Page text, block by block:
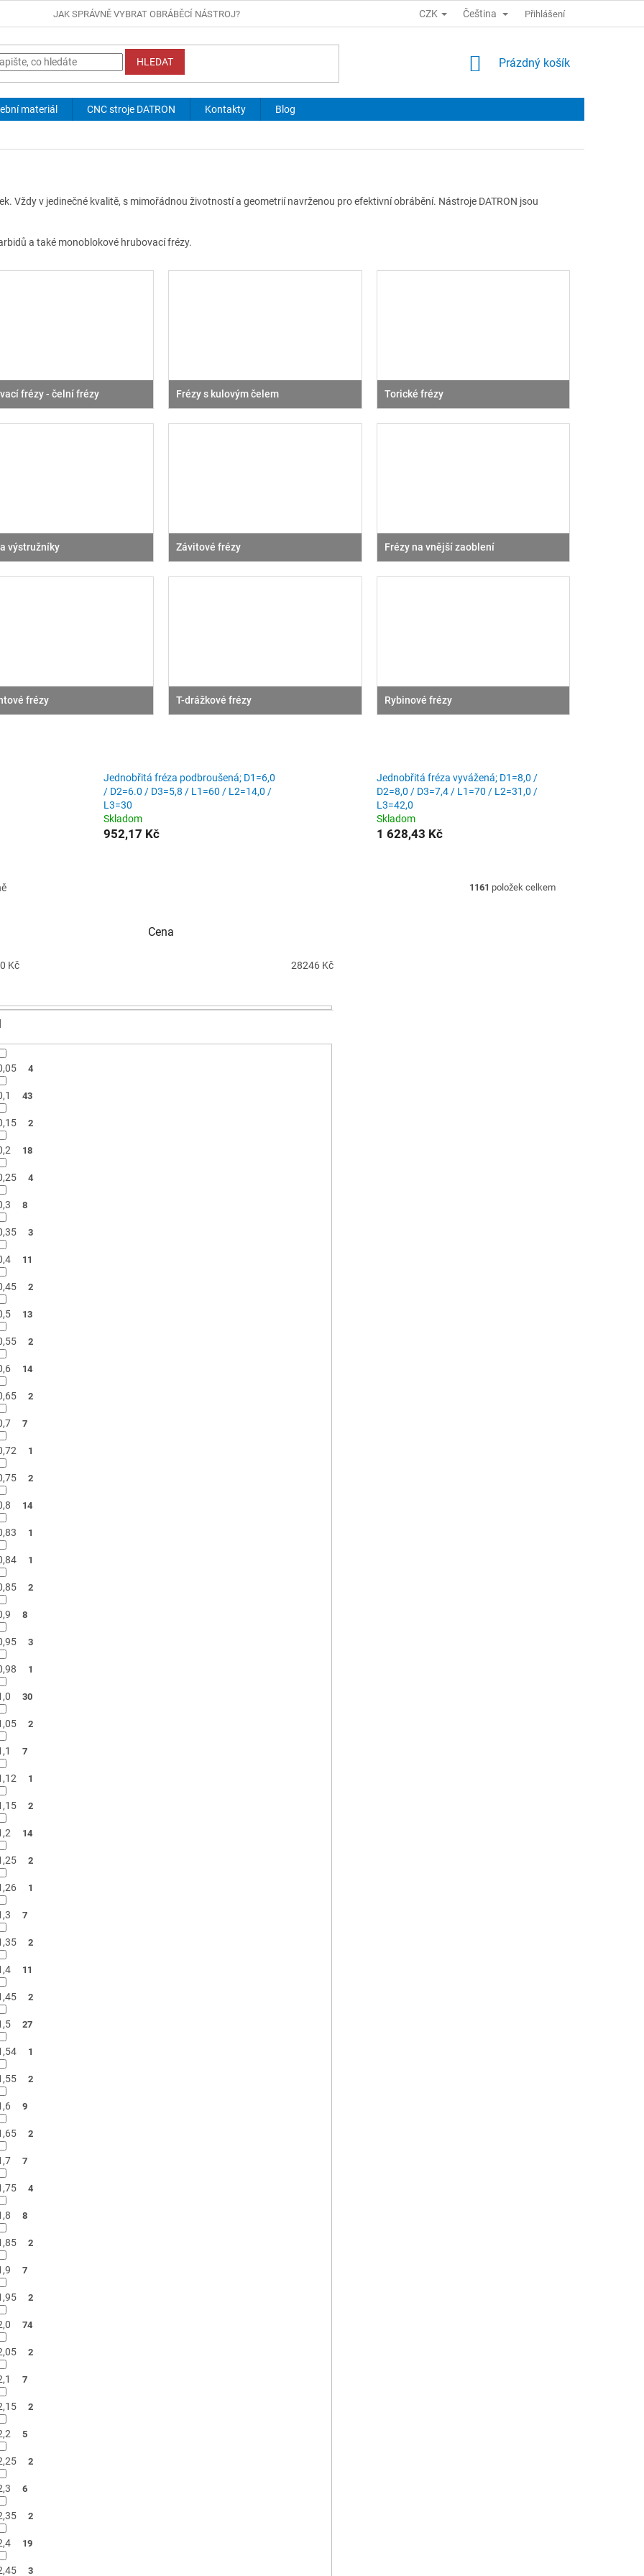
JAK SPRÁVNĚ VYBRAT OBRÁBĚCÍ NÁSTROJ? CZK Čeština Přihlášení
HLEDAT
NÁKUPNÍ
Prázdný košík
materiál CNC stroje DATRON Kontakty Blog
Vždy v jedinečné kvalitě, s mimořádnou životností a geometrií navrženou pro efektivní obrábění. Nástroje DATRON jsou
a také monoblokové hrubovací frézy.
frézy - čelní frézy Frézy s kulovým čelem Torické frézy
výstružníky Závitové frézy Frézy na vnější zaoblení
frézy T-drážkové frézy Rybinové frézy
Jednobřitá fréza podbroušená; D1=6,0
/ D2=6.0 / D3=5,8 / L1=60 / L2=14,0 /
L3=30
Skladom
952,17 Kč
Jednobřitá fréza vyvážená; D1=8,0 /
D2=8,0 / D3=7,4 / L1=70 / L2=31,0 /
L3=42,0
Skladom
1 628,43 Kč
1161 položek celkem
Cena
Kč 28246 Kč
4
43
2
18
4
8
3
11
2
13
2
14
2
7
1
2
14
1
1
2
8
3
1
30
2
7
1
2
14
2
1
7
2
11
2
27
1
2
9
2
7
4
8
2
7
2
74
2
7
2
5
2
6
2
19
3